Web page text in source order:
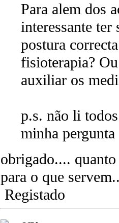
Para alem dos
interessante ter
postura
fisioterapia?
auxiliar os
p.s. não li
minha
obrigado....
para o que
Registado